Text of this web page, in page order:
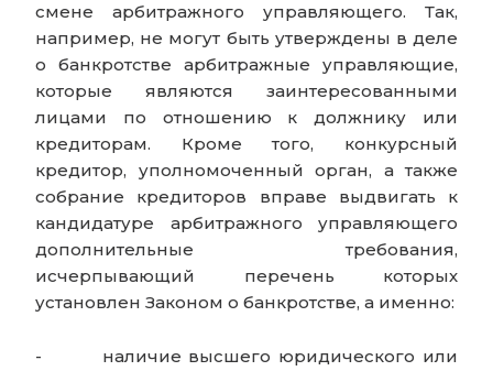
смене арбитражного управляющего. Так,
например, не могут быть утверждены в деле
о банкротстве арбитражные управляющие,
которые являются заинтересованными
лицами по отношению к должнику или
кредиторам. Кроме того, конкурсный
кредитор, уполномоченный орган, а также
собрание кредиторов вправе выдвигать к
кандидатуре арбитражного управляющего
дополнительные требования,
исчерпывающий перечень которых
установлен Законом о банкротстве, а именно:
-
наличие высшего юридического или